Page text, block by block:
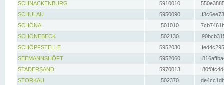
SCHNACKENBURG
5910010
SCHULAU
5950090
SCHÖNA
501010
SCHÖNEBECK
502130
SCHÖPFSTELLE
5952030
SEEMANNSHÖFT
5952060
STADERSAND
5970013
STORKAU
502370